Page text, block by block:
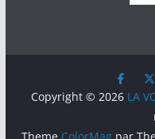
Copyright © 2026 LA